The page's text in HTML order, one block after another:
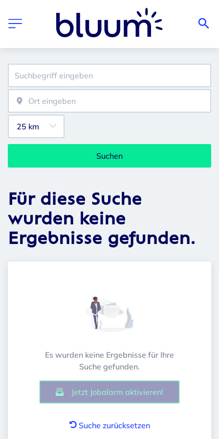
Suchen
Für diese Suche
wurden keine
Ergebnisse gefunden.
Es wurden keine Ergebnisse für Ihre
Suche gefunden.
Jetzt Jobalarm aktivieren!
Suche zurücksetzen